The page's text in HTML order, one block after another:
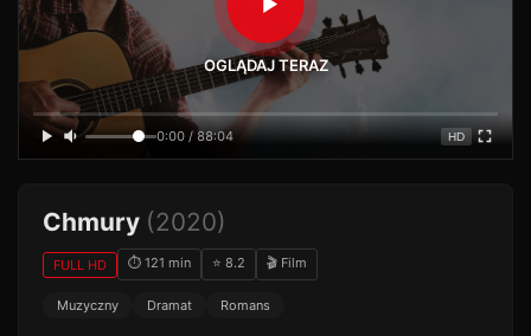
OGLĄDAJ TERAZ
0:00 / 88:04 HD
Chmury (2020)
FULL HD ⏱ 121 min ⭐ 8.2 🎬 Film
Muzyczny Dramat Romans